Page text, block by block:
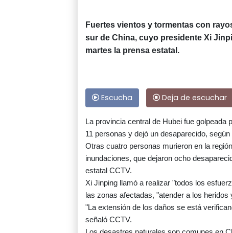
Fuertes vientos y tormentas con
sur de China, cuyo presidente Xi
martes la prensa estatal.
Escucha Deja de escuchar
La provincia central de Hubei fue
11 personas y dejó un desaparecido,
Otras cuatro personas murieron en la
inundaciones, que dejaron ocho
estatal CCTV.
Xi Jinping llamó a realizar "todos los
las zonas afectadas, "atender a los
"La extensión de los daños se está
señaló CCTV.